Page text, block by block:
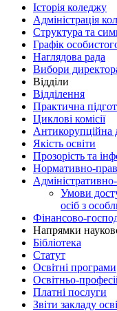
Історія коледжу
Адміністрація
Структура та
Графік
Наглядова рада
Вибори
Відділи
Відділення
Практична
Циклові комісії
Антикорупційна
Якість освіти
Прозорість та
Нормативно-
Умови
осіб з
Фінансово-
Напрямки
Бібліотека
Статут
Освітні програми
Освітньо-
Платні послуги
Звіти закладу